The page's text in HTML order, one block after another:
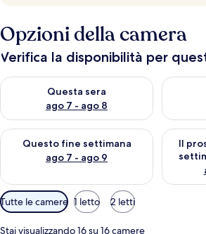
Opzioni della camera
Verifica la disponibilità per
Questa sera
ago 7 - ago 8
Verifica la disponibilità per questa sera,
Verifica
Questo fine settimana
ago 7 - ago 9
Verifica la disponibilità per questo fine
Il
Verifica
Filtri
disponibili
per
Tutte le camere 1 letto 2 letti
Stai visualizzando 16 su 16 camere